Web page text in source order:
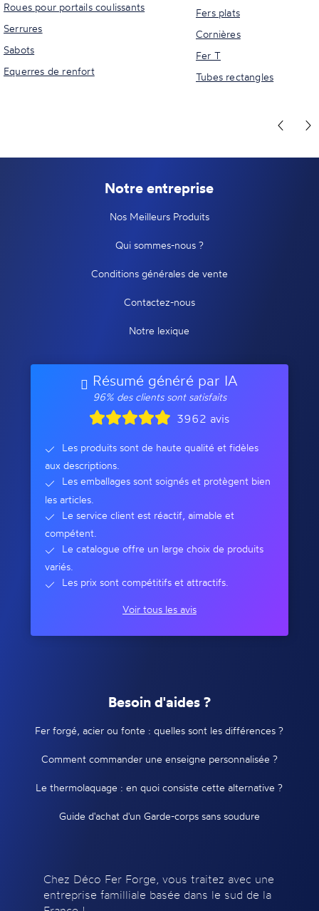
Roues pour portails coulissants
Serrures
Sabots
Equerres de renfort
Fers plats
Cornières
Fer T
Tubes rectangles
Notre entreprise
Nos Meilleurs Produits
Qui sommes-nous ?
Conditions générales de vente
Contactez-nous
Notre lexique
Résumé généré par IA
96% des clients sont satisfaits
3962 avis
Les produits sont de haute qualité et fidèles
aux descriptions.
Les emballages sont soignés et protègent bien
les articles.
Le service client est réactif, aimable et
compétent.
Le catalogue offre un large choix de produits
variés.
Les prix sont compétitifs et attractifs.
Voir tous les avis
Besoin d'aides ?
Fer forgé, acier ou fonte : quelles sont les différences ?
Comment commander une enseigne personnalisée ?
Le thermolaquage : en quoi consiste cette alternative ?
Guide d'achat d'un Garde-corps sans soudure
Chez Déco Fer Forge, vous traitez avec une
entreprise familliale basée dans le sud de la